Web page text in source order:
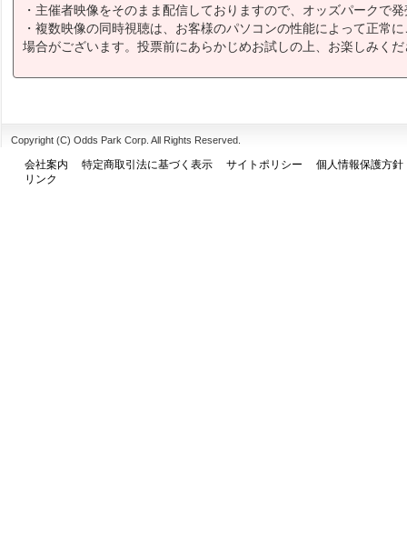
・主催者映像をそのまま配信しておりますので、オッズパークで
・複数映像の同時視聴は、お客様のパソコンの性能によって正常
場合がございます。投票前にあらかじめお試しの上、お楽しみく
Copyright (C) Odds Park Corp. All Rights Reserved.
会社案内 特定商取引法に基づく表示 サイトポリシー
個人情報保護方針
リンク